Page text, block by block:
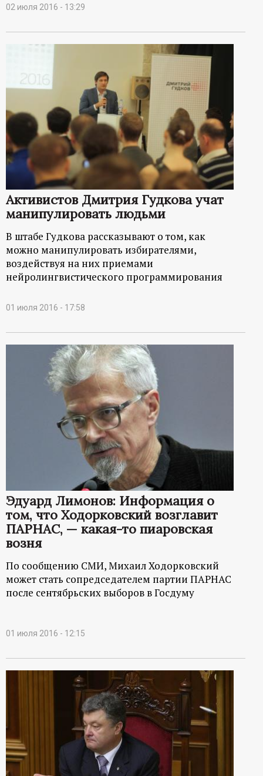
02 июля 2016 - 13:29
Активистов Дмитрия Гудкова учат
манипулировать людьми
В штабе Гудкова рассказывают о том, как
можно манипулировать избирателями,
воздействуя на них приемами
нейролингвистического программирования
01 июля 2016 - 17:58
Эдуард Лимонов: Информация о
том, что Ходорковский возглавит
ПАРНАС, — какая-то пиаровская
возня
По сообщению СМИ, Михаил Ходорковский
может стать сопредседателем партии ПАРНАС
после сентябрьских выборов в Госдуму
01 июля 2016 - 12:15